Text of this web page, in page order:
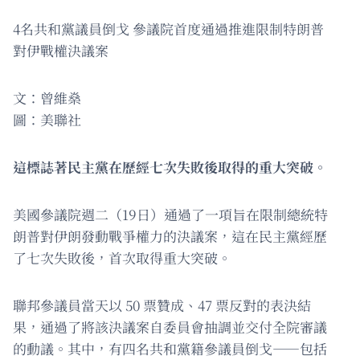
4名共和黨議員倒戈 參議院首度通過推進限制特朗普
對伊戰權決議案
文：曾維燊
圖：美聯社
這標誌著民主黨在歷經七次失敗後取得的重大突破。
美國參議院週二（19日）通過了一項旨在限制總統特
朗普對伊朗發動戰爭權力的決議案，這在民主黨經歷
了七次失敗後，首次取得重大突破。
聯邦參議員當天以 50 票贊成、47 票反對的表決結
果，通過了將該決議案自委員會抽調並交付全院審議
的動議。其中，有四名共和黨籍參議員倒戈——包括